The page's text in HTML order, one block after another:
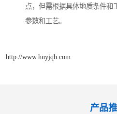
点，但需根据具体地质条件和
参数和工艺。
http://www.hnyjqh.com
产品